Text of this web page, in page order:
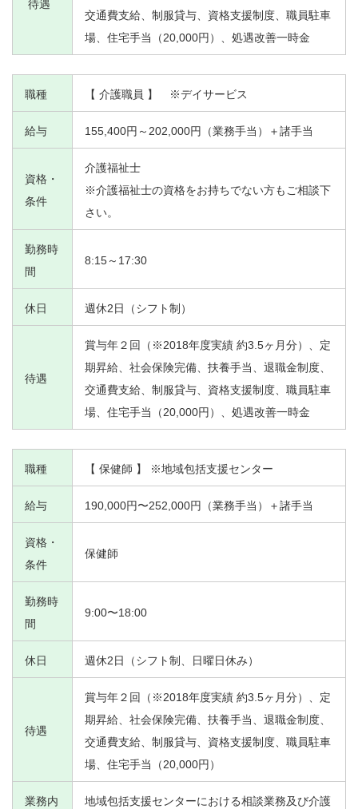
待遇
交通費支給、制服貸与、資格支援制度、職員駐車
場、住宅手当（20,000円）、処遇改善一時金
職種 【 介護職員 】 ※デイサービス
給与 155,400円～202,000円（業務手当）＋諸手当
資格・
条件
介護福祉士
※介護福祉士の資格をお持ちでない方もご相談下
さい。
勤務時
間
8:15～17:30
休日 週休2日（シフト制）
待遇
賞与年２回（※2018年度実績 約3.5ヶ月分）、定
期昇給、社会保険完備、扶養手当、退職金制度、
交通費支給、制服貸与、資格支援制度、職員駐車
場、住宅手当（20,000円）、処遇改善一時金
職種 【 保健師 】 ※地域包括支援センター
給与 190,000円〜252,000円（業務手当）＋諸手当
資格・
条件
保健師
勤務時
間
9:00〜18:00
休日 週休2日（シフト制、日曜日休み）
待遇
賞与年２回（※2018年度実績 約3.5ヶ月分）、定
期昇給、社会保険完備、扶養手当、退職金制度、
交通費支給、制服貸与、資格支援制度、職員駐車
場、住宅手当（20,000円）
業務内
地域包括支援センターにおける相談業務及び介護